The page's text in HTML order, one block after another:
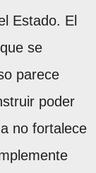
Estado. El
se
parece
poder
no fortalece